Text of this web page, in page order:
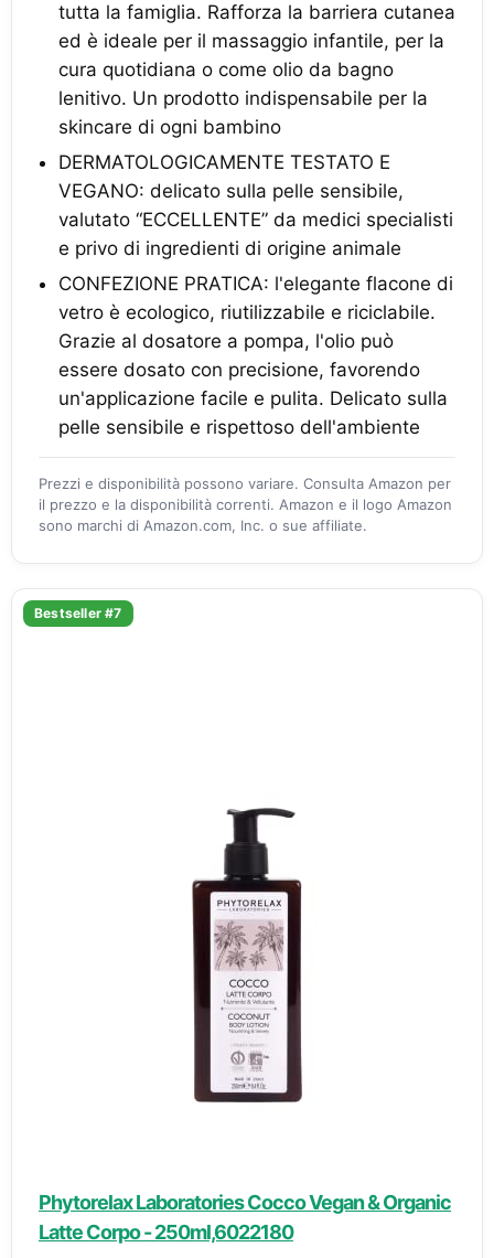
tutta la famiglia. Rafforza la barriera cutanea
ed è ideale per il massaggio infantile, per la
cura quotidiana o come olio da bagno
lenitivo. Un prodotto indispensabile per la
skincare di ogni bambino
DERMATOLOGICAMENTE TESTATO E
VEGANO: delicato sulla pelle sensibile,
valutato “ECCELLENTE” da medici specialisti
e privo di ingredienti di origine animale
CONFEZIONE PRATICA: l'elegante flacone di
vetro è ecologico, riutilizzabile e riciclabile.
Grazie al dosatore a pompa, l'olio può
essere dosato con precisione, favorendo
un'applicazione facile e pulita. Delicato sulla
pelle sensibile e rispettoso dell'ambiente
Prezzi e disponibilità possono variare. Consulta Amazon per
il prezzo e la disponibilità correnti. Amazon e il logo Amazon
sono marchi di Amazon.com, Inc. o sue affiliate.
Bestseller #7
Phytorelax Laboratories Cocco Vegan & Organic
Latte Corpo - 250ml,6022180